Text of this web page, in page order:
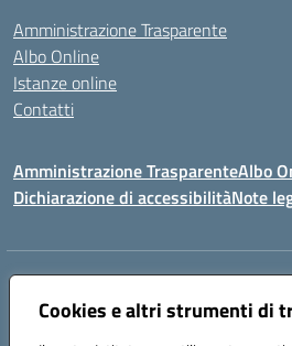
Cookies e altri strumenti di
Amministrazione Trasparente
Albo Online
Istanze online
Contatti
Amministrazione TrasparenteAlbo
Dichiarazione di accessibilitàNote
Indirizzo:
Centralino:0885/422972 Email: